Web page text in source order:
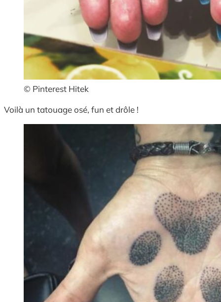
© Pinterest Hitek
Voilà un tatouage osé, fun et drôle !